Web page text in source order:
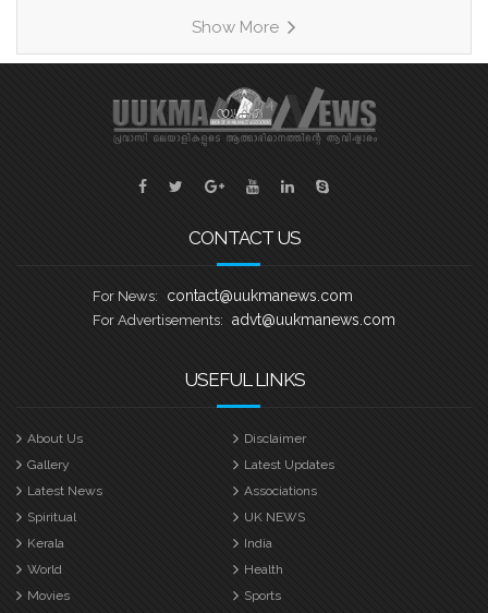
രണ്ടാമത്തെ ഹീറ്റ്സിൽ മത്സരിക്കുന്ന
കാരിച്ചാൽ, വേമ്പനാട്, നെടുമുടി എന്നീ
ടീമുകളെ പരിചയപ്പെടാം. ഹീറ്റ്സ് 2
കാരിച്ചാൽ ബാബു എബ്രഹാം
കളപ്പുരക്കൽ ക്യാപ്റ്റൻ ആയിട്ടുള്ള
സെവൻ സ്റ്റാർ ബോട്ട് ക്ലബ് കവൻട്രി
യുക്മ കേരള പൂരം വള്ളംകളി
Show More
CONTACT US
For News: contact@uukmanews.com
For Advertisements: advt@uukmanews.com
USEFUL LINKS
About Us
Disclaimer
Gallery
Latest Updates
Latest News
Associations
Spiritual
UK NEWS
Kerala
India
World
Health
Movies
Sports